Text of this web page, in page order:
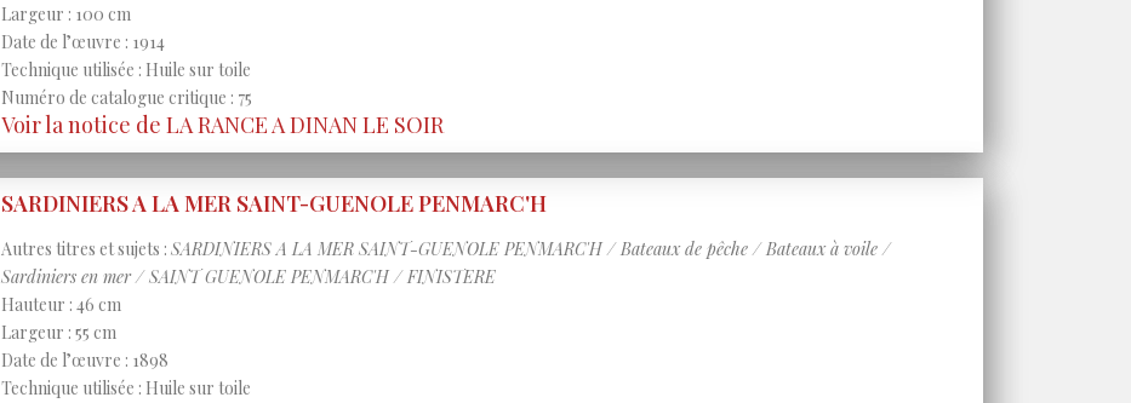
Largeur : 100 cm
Date de l’œuvre : 1914
Technique utilisée : Huile sur toile
Numéro de catalogue critique : 75
Voir la notice de LA RANCE A DINAN LE SOIR
SARDINIERS A LA MER SAINT-GUENOLE PENMARC'H
Autres titres et sujets : SARDINIERS A LA MER SAINT-GUENOLE PENMARC'H / Bateaux de pêche / Bateaux à voile /
Sardiniers en mer / SAINT GUENOLE PENMARC'H / FINISTERE
Hauteur : 46 cm
Largeur : 55 cm
Date de l’œuvre : 1898
Technique utilisée : Huile sur toile